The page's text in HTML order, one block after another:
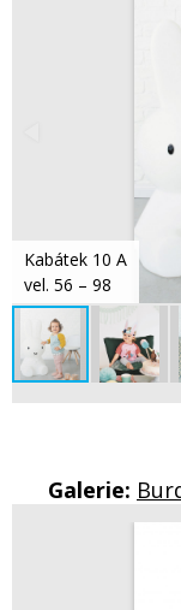
Kabátek 10 A
vel. 56 – 98
Galerie: